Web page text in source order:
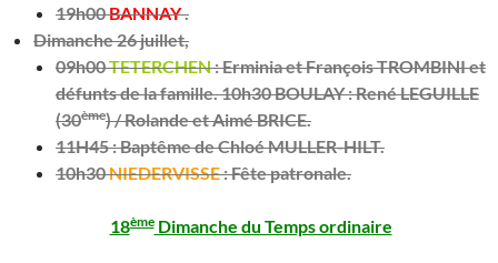
19h00BANNAY.
Dimanche 26 juillet,
09h00TETERCHEN:Erminia et François TROMBINI et
défunts de la famille.10h30 BOULAY :René LEGUILLE
(30ème) / Rolande et Aimé BRICE.
11H45: Baptême de Chloé MULLER-HILT.
10h30NIEDERVISSE:Fête patronale.
18èmeDimanche du Temps ordinaire